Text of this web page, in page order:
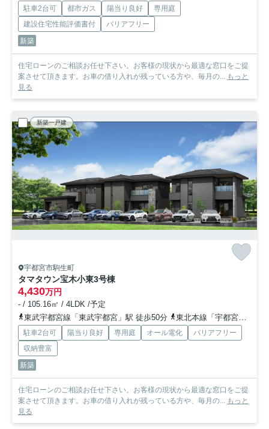
駐車2台可 都市ガス 陽当り良好
専用庭
建設住宅性能評価書付
バリアフリー
新築
住宅ローンのご相談お任せ下さい。お客様の現状から最適な窓口をご提
案させて頂きます。お車の借り入れが残っている方や、毎月の... もっと
見る
新築一戸建
宇都宮市駒生町
タマタウン宝木小東3号棟
4,430万円
- / 105.16㎡ / 4LDK /予定
東武宇都宮線「東武宇都宮」駅 徒歩50分
東北本線「宇都宮」駅 徒歩68分
駐車2台可 陽当り良好 専用庭 オール電化
バリアフリー
収納豊富
新築
住宅ローンのご相談お任せ下さい。お客様の現状から最適な窓口をご提
案させて頂きます。お車の借り入れが残っている方や、毎月の... もっと
見る